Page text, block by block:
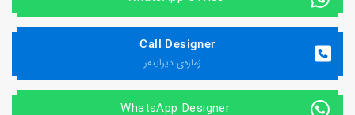
Call Designer
ژماره‌ی دیزاینه‌ر